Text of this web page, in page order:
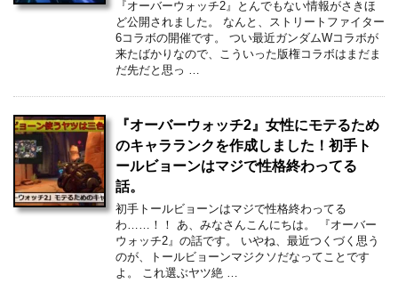
『オーバーウォッチ2』とんでもない情報がさきほ
ど公開されました。 なんと、ストリートファイター
6コラボの開催です。 つい最近ガンダムWコラボが
来たばかりなので、こういった版権コラボはまだま
だ先だと思っ …
『オーバーウォッチ2』女性にモテるため
のキャラランクを作成しました！初手ト
ールビョーンはマジで性格終わってる
話。
初手トールビョーンはマジで性格終わってる
わ……！！ あ、みなさんこんにちは。 『オーバー
ウォッチ2』の話です。 いやね、最近つくづく思う
のが、トールビョーンマジクソだなってことです
よ。 これ選ぶヤツ絶 …